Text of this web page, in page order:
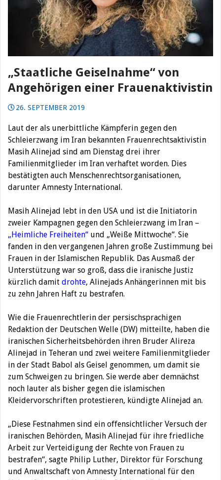
„Staatliche Geiselnahme“ von
Angehörigen einer Frauenaktivistin
26. SEPTEMBER 2019
Laut der als unerbittliche Kämpferin gegen den
Schleierzwang im Iran bekannten Frauenrechtsaktivistin
Masih Alinejad sind am Dienstag drei ihrer
Familienmitglieder im Iran verhaftet worden. Dies
bestätigten auch Menschenrechtsorganisationen,
darunter Amnesty International.
Masih Alinejad lebt in den USA und ist die Initiatorin
zweier Kampagnen gegen den Schleierzwang im Iran –
„Heimliche Freiheiten“ und „Weiße Mittwoche“. Sie
fanden in den vergangenen Jahren große Zustimmung bei
Frauen in der Islamischen Republik. Das Ausmaß der
Unterstützung war so groß, dass die iranische Justiz
kürzlich damit drohte, Alinejads Anhängerinnen mit bis
zu zehn Jahren Haft zu bestrafen.
Wie die Frauenrechtlerin der persischsprachigen
Redaktion der Deutschen Welle (DW) mitteilte, haben die
iranischen Sicherheitsbehörden ihren Bruder Alireza
Alinejad in Teheran und zwei weitere Familienmitglieder
in der Stadt Babol als Geisel genommen, um damit sie
zum Schweigen zu bringen. Sie werde aber demnächst
noch lauter als bisher gegen die islamischen
Kleidervorschriften protestieren, kündigte Alinejad an.
„Diese Festnahmen sind ein offensichtlicher Versuch der
iranischen Behörden, Masih Alinejad für ihre friedliche
Arbeit zur Verteidigung der Rechte von Frauen zu
bestrafen“, sagte Philip Luther, Direktor für Forschung
und Anwaltschaft von Amnesty International für den